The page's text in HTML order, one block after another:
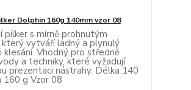
Dolphin 160g 140mm vzor 08
pilker s mírně prohnutým
vytváří ladný a plynulý
klesání. Vhodný pro středně
a techniky, které vyžadují
prezentaci nástrahy. Délka 140
160 g Vzor 08